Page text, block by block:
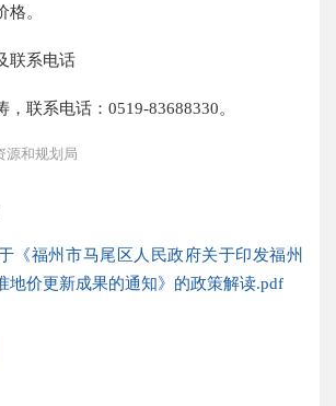
格。
系电话
联系电话：0519-83688330。
源和规划局
《福州市马尾区人民政府关于印发福州
地价更新成果的通知》的政策解读.pdf